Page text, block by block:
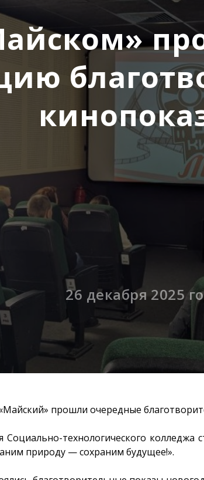
26 декабря 2025
прошли очередные
Социально-технологического колледжа
природу — сохраним будущее!».